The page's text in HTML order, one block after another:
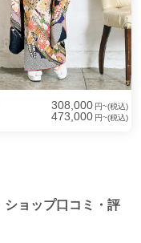
308,000 円~(税込)
473,000 円~(税込)
ショップ口コミ・評